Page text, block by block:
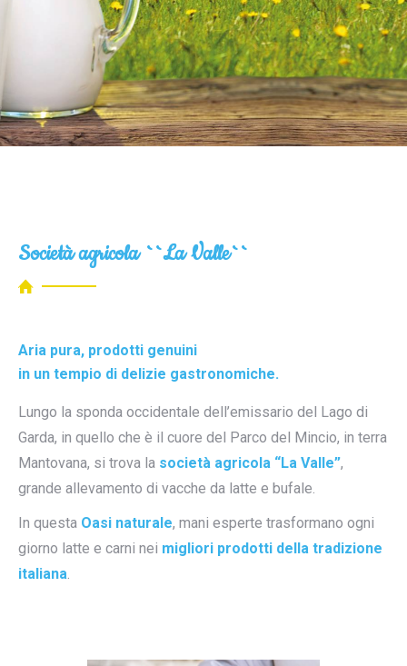
Società agricola ``La Valle``
Aria pura, prodotti genuini
in un tempio di delizie gastronomiche.
Lungo la sponda occidentale dell’emissario del Lago di
Garda, in quello che è il cuore del Parco del Mincio, in terra
Mantovana, si trova la società agricola “La Valle”,
grande allevamento di vacche da latte e bufale.
In questa Oasi naturale, mani esperte trasformano ogni
giorno latte e carni nei migliori prodotti della tradizione
italiana.